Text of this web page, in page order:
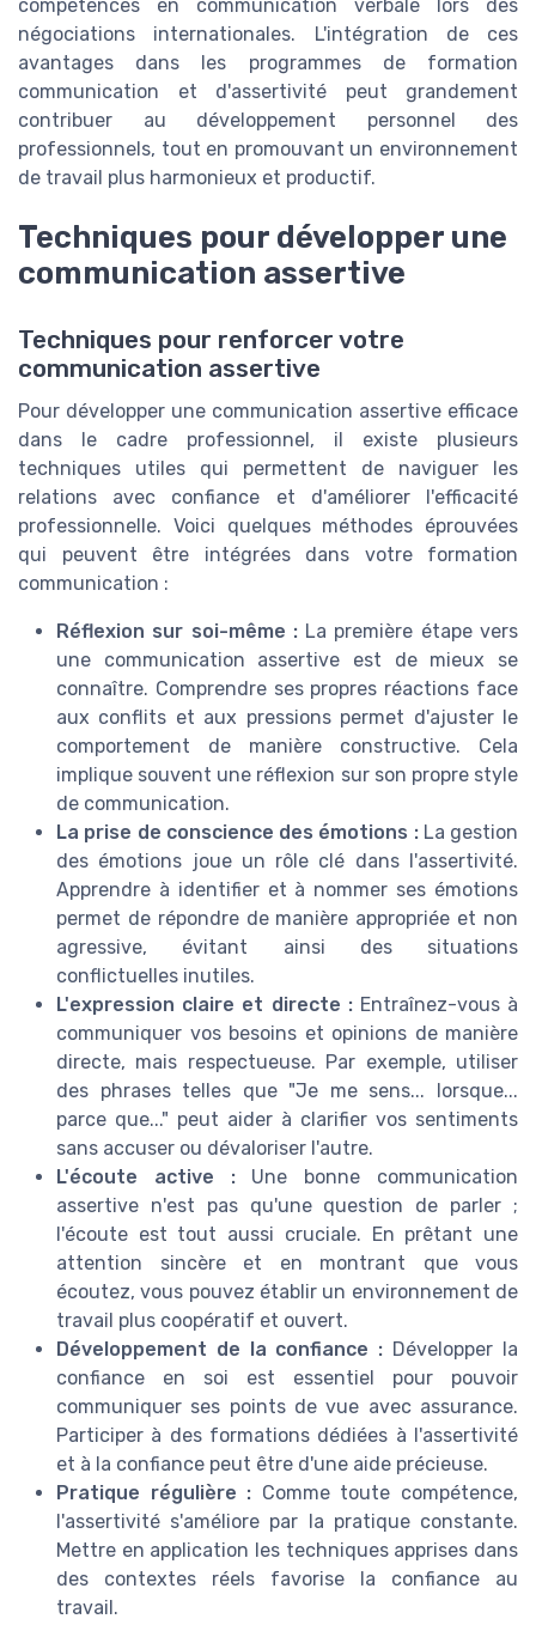
compétences en communication verbale lors des
négociations internationales. L'intégration de ces
avantages dans les programmes de formation
communication et d'assertivité peut grandement
contribuer au développement personnel des
professionnels, tout en promouvant un environnement
de travail plus harmonieux et productif.
Techniques pour développer une
communication assertive
Techniques pour renforcer votre
communication assertive
Pour développer une communication assertive efficace
dans le cadre professionnel, il existe plusieurs
techniques utiles qui permettent de naviguer les
relations avec confiance et d'améliorer l'efficacité
professionnelle. Voici quelques méthodes éprouvées
qui peuvent être intégrées dans votre formation
communication :
Réflexion sur soi-même :La première étape vers
une communication assertive est de mieux se
connaître. Comprendre ses propres réactions face
aux conflits et aux pressions permet d'ajuster le
comportement de manière constructive. Cela
implique souvent une réflexion sur son propre style
de communication.
La prise de conscience des émotions :La gestion
des émotions joue un rôle clé dans l'assertivité.
Apprendre à identifier et à nommer ses émotions
permet de répondre de manière appropriée et non
agressive, évitant ainsi des situations
conflictuelles inutiles.
L'expression claire et directe :Entraînez-vous à
communiquer vos besoins et opinions de manière
directe, mais respectueuse. Par exemple, utiliser
des phrases telles que "Je me sens... lorsque...
parce que..." peut aider à clarifier vos sentiments
sans accuser ou dévaloriser l'autre.
L'écoute active :Une bonne communication
assertive n'est pas qu'une question de parler ;
l'écoute est tout aussi cruciale. En prêtant une
attention sincère et en montrant que vous
écoutez, vous pouvez établir un environnement de
travail plus coopératif et ouvert.
Développement de la confiance : Développer la
confiance en soi est essentiel pour pouvoir
communiquer ses points de vue avec assurance.
Participer à des formations dédiées à l'assertivité
et à la confiance peut être d'une aide précieuse.
Pratique régulière : Comme toute compétence,
l'assertivité s'améliore par la pratique constante.
Mettre en application les techniques apprises dans
des contextes réels favorise la confiance au
travail.